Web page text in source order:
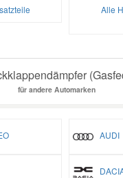
Alle
für andere Automarken
AUDI